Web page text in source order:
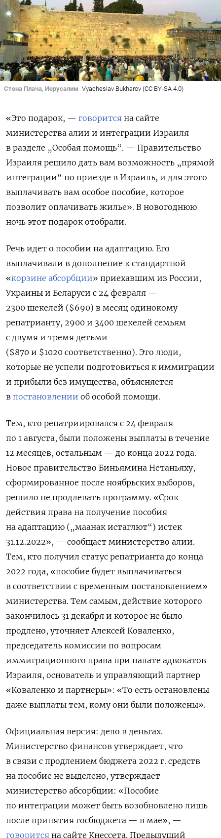
Стена Плача, Иерусалим Vyacheslav Bukharov (CC BY-SA 4.0)
«Это подарок, — говорится на сайте
министерства алии и интеграции Израиля
в разделе „Особая помощь“. — Правительство
Израиля решило дать вам возможность „прямой
интеграции“ по приезде в Израиль, и для этого
выплачивать вам особое пособие, которое
позволит оплачивать жилье». В новогоднюю
ночь этот подарок отобрали.
Речь идет о пособии на адаптацию. Его
выплачивали в дополнение к стандартной
«корзине абсорбции» приехавшим из России,
Украины и Беларуси с 24 февраля —
2300 шекелей ($690) в месяц одинокому
репатрианту, 2900 и 3400 шекелей семьям
с двумя и тремя детьми
($870 и $1020 соответственно). Это люди,
которые не успели подготовиться к иммиграции
и прибыли без имущества, объясняется
в постановлении об особой помощи.
Тем, кто репатриировался с 24 февраля
по 1 августа, были положены выплаты в течение
12 месяцев, остальным — до конца 2022 года.
Новое правительство Биньямина Нетаньяху,
сформированное после ноябрьских выборов,
решило не продлевать программу. «Срок
действия права на получение пособия
на адаптацию („маанак истаглют“) истек
31.12.2022», — сообщает министерство алии.
Тем, кто получил статус репатрианта до конца
2022 года, «пособие будет выплачиваться
в соответствии с временным постановлением»
министерства. Тем самым, действие которого
закончилось 31 декабря и которое не было
продлено, уточняет Алексей Коваленко,
председатель комиссии по вопросам
иммиграционного права при палате адвокатов
Израиля, основатель и управляющий партнер
«Коваленко и партнеры»: «То есть остановлены
даже выплаты тем, кому они были положены».
Официальная версия: дело в деньгах.
Министерство финансов утверждает, что
в связи с продлением бюджета 2022 г. средств
на пособие не выделено, утверждает
министерство абсорбции: «Пособие
по интеграции может быть возобновлено лишь
после принятия госбюджета — в мае», —
говорится на сайте Кнессета. Предыдущий